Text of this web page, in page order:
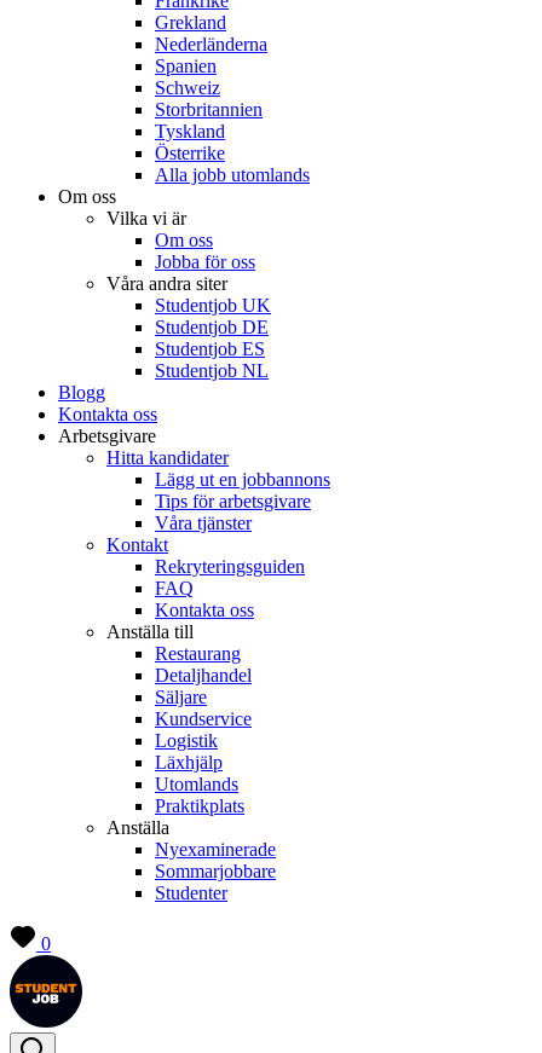
Grekland
Nederländerna
Spanien
Schweiz
Storbritannien
Tyskland
Österrike
Alla jobb utomlands
Om oss
Vilka vi är
Om oss
Jobba för oss
Våra andra siter
Studentjob UK
Studentjob DE
Studentjob ES
Studentjob NL
Blogg
Kontakta oss
Arbetsgivare
Hitta kandidater
Lägg ut en jobbannons
Tips för arbetsgivare
Våra tjänster
Kontakt
Rekryteringsguiden
FAQ
Kontakta oss
Anställa till
Restaurang
Detaljhandel
Säljare
Kundservice
Logistik
Läxhjälp
Utomlands
Praktikplats
Anställa
Nyexaminerade
Sommarjobbare
Studenter
0